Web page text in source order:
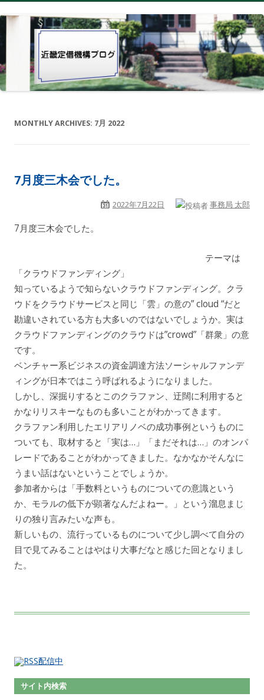
MONTHLY ARCHIVES: 7月 2022
7月度三木会でした。
2022年7月22日 事務局 太郎
7月度三木会でした。
テーマは
「クラウドファンディング」
知っているようで知らないクラウドファンディング。クラ
ウドをクラウドサービスと同じ「雲」の意の” cloud “だと
勘違いされている方も大多いのではないでしょうか。実は
クラウドファンディングのクラウドは”crowd”「群衆」の意
です。
ベンチャー系ビジネスの資金調達方法ソーシャルファンデ
ィングが日本ではこう呼ばれるようになりました。
しかし、深掘りするとこのクラファン、迂闊に利用すると
かなりリスキーなものも多いことがわかってきます。
クラファン利用したエリアリノベの成功事例というものに
ついても、取材すると「実は…」「まだそれは…」のオンパ
レードであることがわかってきました。なかなかそんなに
うまい話はないということでしょうか。
参加者からは「手数料というものについての意識という
か、モラルの低下が顕著なんだよねー。」という溜息まじ
りの独り言みたいな声も。
新しいもの、流行っているものについて少し調べて自分の
目で見てみることはやはり大事だなと感じた回となりまし
た。
サイト内検索